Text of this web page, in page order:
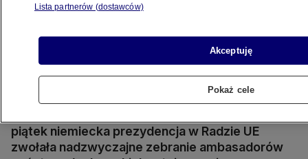
czwartek po południu, że Wielka Brytania i Unia
Europejska osiągnęły porozumienie w sprawie
umowy handlowej, która zacznie obowiązywać
po zakończeniu okresu przejściowego po
brexicie. Informację potwierdziła szefowa
piątek niemiecka prezydencja w Radzie UE
zwołała nadzwyczajne zebranie ambasadorów
Lista partnerów (dostawców)
Akceptuję
Pokaż cele